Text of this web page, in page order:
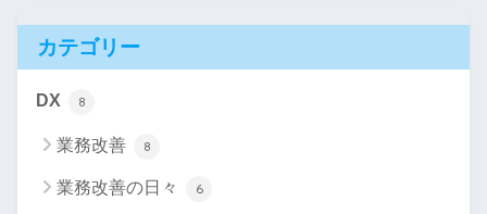
カテゴリー
DX 8
業務改善 8
業務改善の日々 6